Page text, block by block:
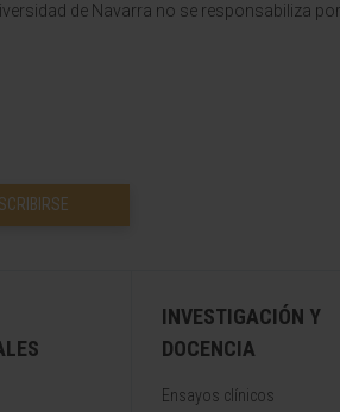
de Navarra no se responsabiliza
INVESTIGACIÓN Y
DOCENCIA
Ensayos clínicos